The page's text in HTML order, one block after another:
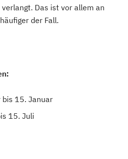
verlangt. Das ist vor allem an
der Fall.
15. Januar
15. Juli